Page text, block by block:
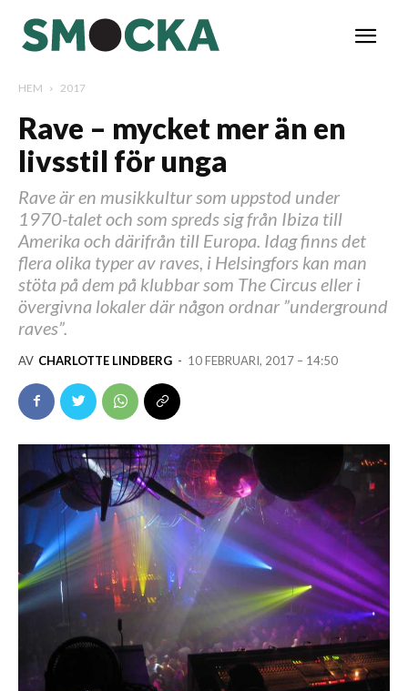
HEM 2017
Rave – mycket mer än en
livsstil för unga
Rave är en musikkultur som uppstod under
1970-talet och som spreds sig från Ibiza till
Amerika och därifrån till Europa. Idag finns det
flera olika typer av raves, i Helsingfors kan man
stöta på dem på klubbar som The Circus eller i
övergivna lokaler där någon ordnar ”underground
raves”.
AV CHARLOTTE LINDBERG - 10 FEBRUARI, 2017 – 14:50